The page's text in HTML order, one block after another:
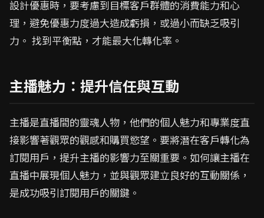
設計優惠時，要考慮到目標客戶群體的消費能力和心
理，避免優惠力度過大造成虧損，或過小而缺乏吸引
力。 找到平衡點，才能最大化轉化率。
主播魅力：提升信任與互動
主播是直播間的靈魂人物，他們的個人魅力和專業度直
接影響著觀眾的觀感和購買慾望。要將潛在客戶轉化為
訂閱用戶，提升主播的影響力至關重要。如何讓主播在
直播中展現個人魅力，並與觀眾建立良好的互動關係，
是成功吸引訂閱用戶的關鍵。